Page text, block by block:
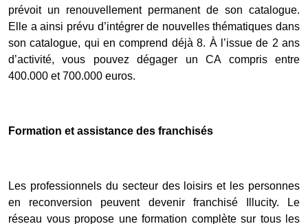
prévoit un renouvellement permanent de son catalogue.
Elle a ainsi prévu d’intégrer de nouvelles thématiques dans
son catalogue, qui en comprend déjà 8. À l’issue de 2 ans
d’activité, vous pouvez dégager un CA compris entre
400.000 et 700.000 euros.
Formation et assistance des franchisés
Les professionnels du secteur des loisirs et les personnes
en reconversion peuvent devenir franchisé Illucity. Le
réseau vous propose une formation complète sur tous les